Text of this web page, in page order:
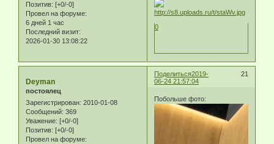
Позитив: [+0/-0]
Провел на форуме:
6 дней 1 час
Последний визит:
2026-01-30 13:08:22
0
Поделиться 21
2019-
06-24 21:57:04
Deyman
постоялец
Зарегистрирован: 2010-01-08
Сообщений: 369
Уважение: [+0/-0]
Позитив: [+0/-0]
Провел на форуме:
Побольше фото: